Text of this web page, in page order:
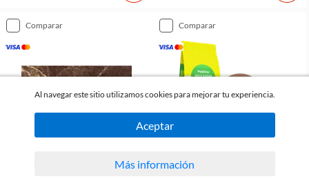
comparar comparar
Al navegar este sitio utilizamos cookies para mejorar tu experiencia.
Aceptar
Más información